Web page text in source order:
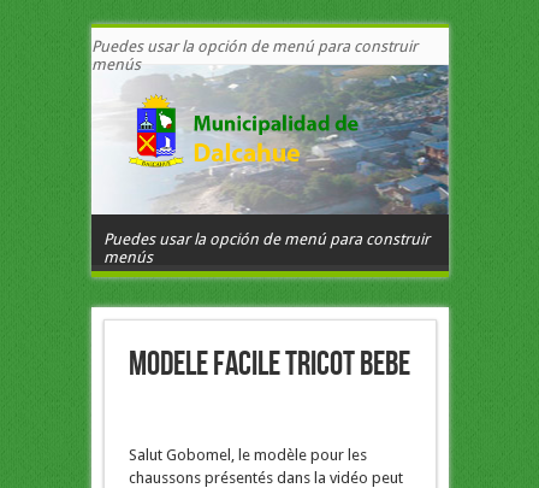
Puedes usar la opción de menú para construir
menús
Puedes usar la opción de menú para construir
menús
Modele facile tricot bebe
Salut Gobomel, le modèle pour les
chaussons présentés dans la vidéo peut